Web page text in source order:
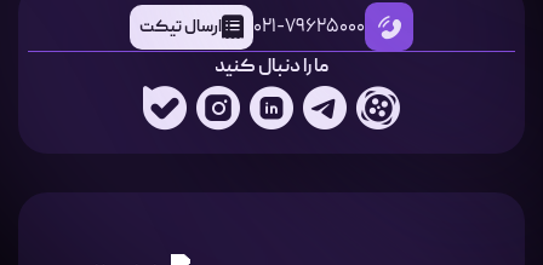
021-79625000 ارسال تیکت
ما را دنبال کنید